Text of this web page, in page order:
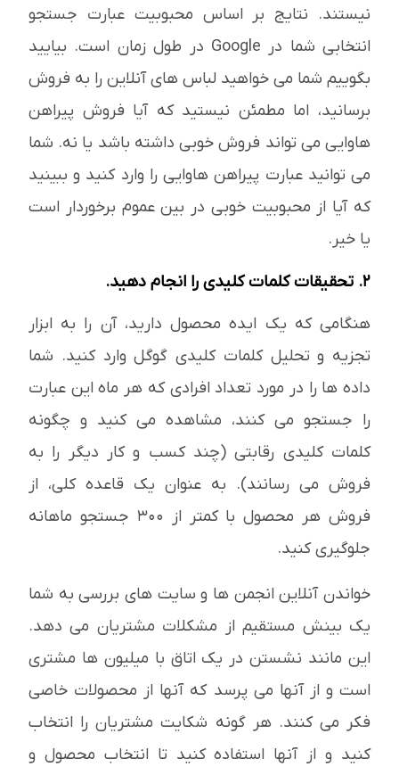
نیستند. نتایج بر اساس محبوبیت عبارت جستجو
انتخابی شما در Google در طول زمان است. بیایید
بگوییم شما می خواهید لباس های آنلاین را به فروش
برسانید، اما مطمئن نیستید که آیا فروش پیراهن
هاوایی می تواند فروش خوبی داشته باشد یا نه. شما
می توانید عبارت پیراهن هاوایی را وارد کنید و ببینید
که آیا از محبوبیت خوبی در بین عموم برخوردار است
یا خیر.
2. تحقیقات کلمات کلیدی را انجام دهید.
هنگامی که یک ایده محصول دارید، آن را به ابزار
تجزیه و تحلیل کلمات کلیدی گوگل وارد کنید. شما
داده ها را در مورد تعداد افرادی که هر ماه این عبارت
را جستجو می کنند، مشاهده می کنید و چگونه
کلمات کلیدی رقابتی (چند کسب و کار دیگر را به
فروش می رسانند). به عنوان یک قاعده کلی، از
فروش هر محصول با کمتر از 300 جستجو ماهانه
جلوگیری کنید.
خواندن آنلاین انجمن ها و سایت های بررسی به شما
یک بینش مستقیم از مشکلات مشتریان می دهد.
این مانند نشستن در یک اتاق با میلیون ها مشتری
است و از آنها می پرسد که آنها از محصولات خاصی
فکر می کنند. هر گونه شکایت مشتریان را انتخاب
کنید و از آنها استفاده کنید تا انتخاب محصول و